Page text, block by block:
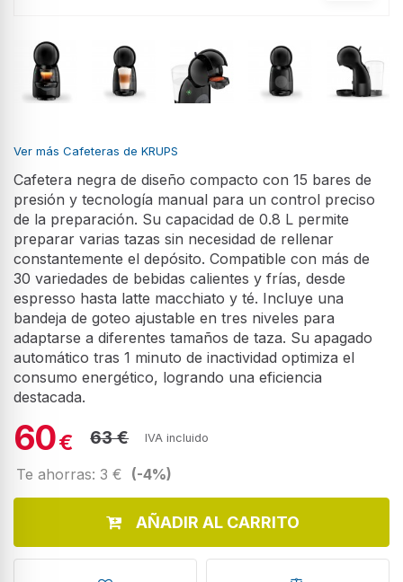
Ver más Cafeteras de KRUPS
Cafetera negra de diseño compacto con 15 bares de
presión y tecnología manual para un control preciso
de la preparación. Su capacidad de 0.8 L permite
preparar varias tazas sin necesidad de rellenar
constantemente el depósito. Compatible con más de
30 variedades de bebidas calientes y frías, desde
espresso hasta latte macchiato y té. Incluye una
bandeja de goteo ajustable en tres niveles para
adaptarse a diferentes tamaños de taza. Su apagado
automático tras 1 minuto de inactividad optimiza el
consumo energético, logrando una eficiencia
destacada.
60€ 63 € IVA incluido
Te ahorras: 3 € (-4%)
AÑADIR AL CARRITO